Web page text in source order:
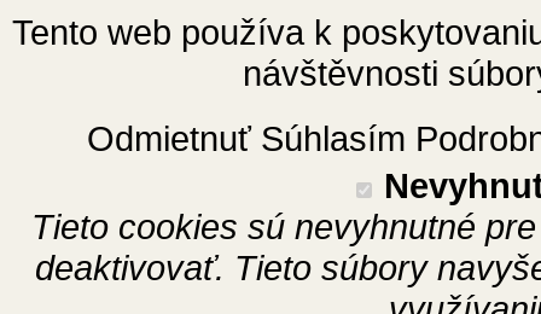
Tento web používa k
návštěvnosti
Odmietnuť Súhlasím
Tieto cookies sú nevyhnutné
deaktivovať. Tieto súbory